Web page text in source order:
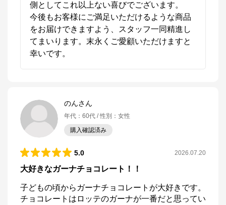
側としてこれ以上ない喜びでございます。
今後もお客様にご満足いただけるような商品
をお届けできますよう、スタッフ一同精進し
てまいります。末永くご愛顧いただけますと
幸いです。
のんさん
年代 ： 60代 性別 ： 女性
購入確認済み
5.0 2026.07.20
大好きなガーナチョコレート！！
子どもの頃からガーナチョコレートが大好きです。
チョコレートはロッテのガーナが一番だと思ってい